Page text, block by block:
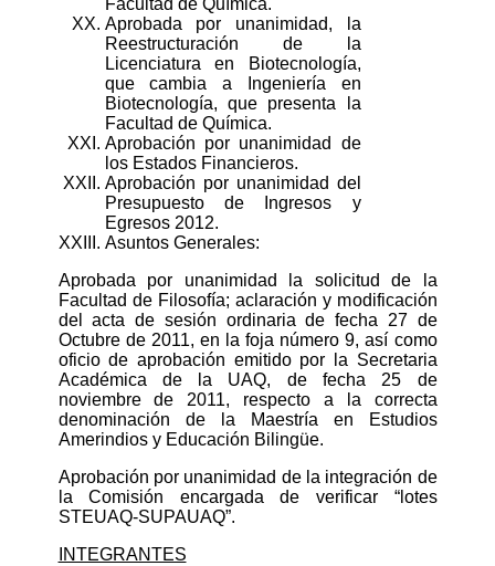
Facultad de Química.
XX. Aprobada por unanimidad, la
Reestructuración de la
Licenciatura en Biotecnología,
que cambia a Ingeniería en
Biotecnología, que presenta la
Facultad de Química.
XXI. Aprobación por unanimidad de
los Estados Financieros.
XXII. Aprobación por unanimidad del
Presupuesto de Ingresos y
Egresos 2012.
XXIII. Asuntos Generales:
Aprobada por unanimidad la solicitud de la
Facultad de Filosofía; aclaración y modificación
del acta de sesión ordinaria de fecha 27 de
Octubre de 2011, en la foja número 9, así como
oficio de aprobación emitido por la Secretaria
Académica de la UAQ, de fecha 25 de
noviembre de 2011, respecto a la correcta
denominación de la Maestría en Estudios
Amerindios y Educación Bilingüe.
Aprobación por unanimidad de la integración de
la Comisión encargada de verificar “lotes
STEUAQ-SUPAUAQ”.
INTEGRANTES